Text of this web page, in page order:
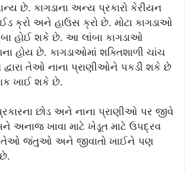
છે. કાગડાના અન્ય પ્રકારો કેરીયન
ક્રો અને હાઉસ ક્રો છે. મોટા કાગડાઓ
હોઈ શકે છે. આ લાંબા કાગડાઓ
હોય છે. કાગડાઓમાં શક્તિશાળી ચાંચ
તેઓ નાના પ્રાણીઓને પકડી શકે છે
ખાઈ શકે છે.
છોડ અને નાના પ્રાણીઓ પર જીવે
ખાવા માટે ખેડૂત માટે ઉપદ્રવ
તેઓ જંતુઓ અને જીવાતો ખાઈને પણ